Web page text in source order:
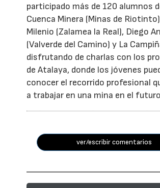
participado más de 120 alumnos
Cuenca Minera (Minas de
Milenio (Zalamea la Real), Diego
(Valverde del Camino) y La
disfrutando de charlas con los
de Atalaya, donde los jóvenes
conocer el recorrido profesional
a trabajar en una mina en el
ver/escribir comentarios